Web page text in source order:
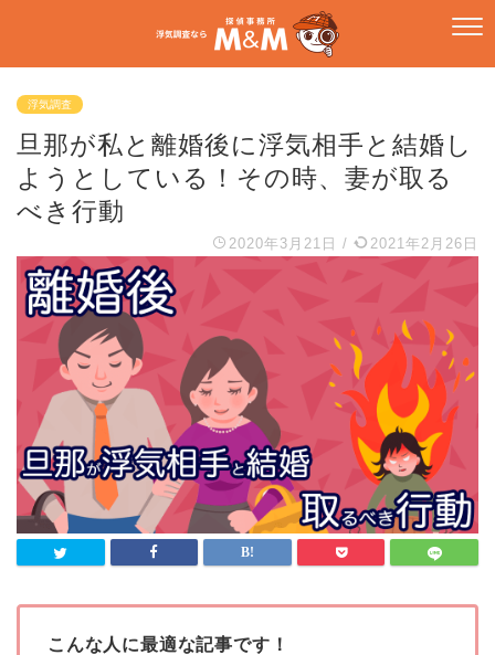
浮気調査
旦那が私と離婚後に浮気相手と結婚し
ようとしている！その時、妻が取る
べき行動
2020年3月21日 / 2021年2月26日
こんな人に最適な記事です！